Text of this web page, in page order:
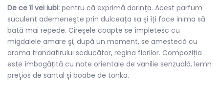
De ce îl vei iubi: pentru că exprimă dorinţa. Acest parfum
suculent ademeneşte prin dulceața sa și îți face inima să
bată mai repede. Cireșele coapte se împletesc cu
migdalele amare şi, după un moment, se amestecă cu
aroma trandafirului seducător, regina florilor. Compoziția
este îmbogățită cu note orientale de vanilie senzuală, lemn
preţios de santal și boabe de tonka.